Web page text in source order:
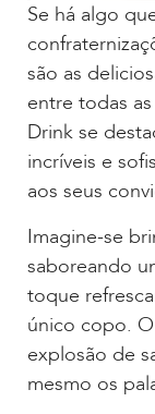
Se há algo
são as
entre todas
Drink se
incríveis e
aos seus
Imagine-se
saboreando
toque
único copo.
explosão de
mesmo os